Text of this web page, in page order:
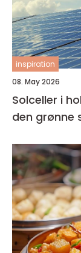
inspiration
08. May 2026
Solceller i
den grønne